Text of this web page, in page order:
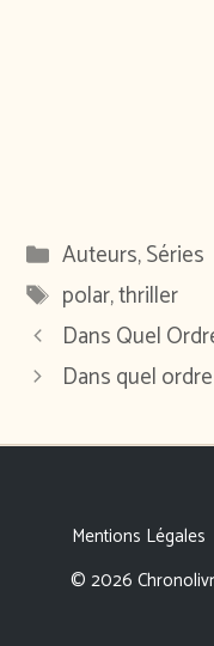
Catégories
Auteurs,Séries
Étiquettes
polar,thriller
Dans Quel
Dans quel
Mentions Légales
© 2026